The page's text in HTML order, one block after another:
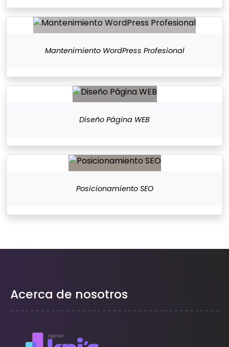
Mantenimiento WordPress Profesional
Diseño Página WEB
Posicionamiento SEO
Acerca de nosotros